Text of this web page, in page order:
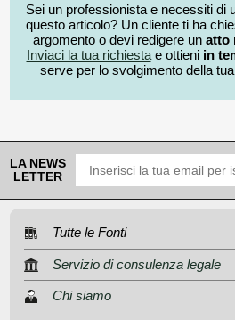
Sei un professionista e necessiti di
questo articolo? Un cliente ti ha
argomento o devi redigere un atto
Inviaci la tua richiestae ottieni in
serve per lo svolgimento della
LA NEWS
LETTER
Tutte le Fonti
Servizio di consulenza legale
Chi siamo